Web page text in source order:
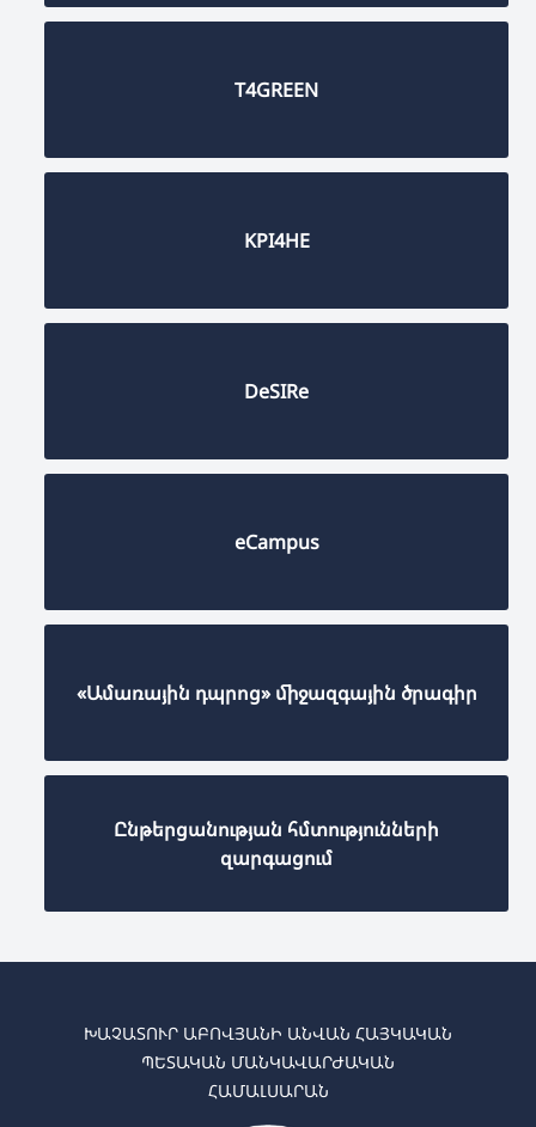
T4GREEN
KPI4HE
DeSIRe
eCampus
«Ամառային դպրոց» միջազգային ծրագիր
Ընթերցանության հմտությունների
զարգացում
ԽԱՉԱՏՈՒՐ ԱԲՈՎՅԱՆԻ ԱՆՎԱՆ ՀԱՅԿԱԿԱՆ
ՊԵՏԱԿԱՆ ՄԱՆԿԱՎԱՐԺԱԿԱՆ
ՀԱՄԱԼՍԱՐԱՆ